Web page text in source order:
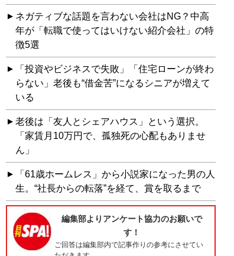
ネガティブな話題を言わない会社はNG？中高
年が「転職で使ってはいけない紹介会社」の特
徴5選
「投資やビジネスで失敗」「住宅ローンが終わ
らない」老後も“借金苦”になるシニアが増えて
いる
老後は「友人とシェアハウス」という選択。
「家賃月10万円で、孤独死の心配もありませ
ん」
「61歳ホームレス」から小説家になった男の人
生。“社長からの転落”を経て、賞を取るまで